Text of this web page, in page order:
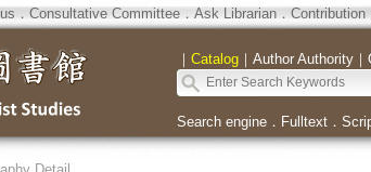
． Consultative Committee． Ask Librarian． Contribution
｜ Catalog｜ Author Authority｜
Search engine． Fulltext．